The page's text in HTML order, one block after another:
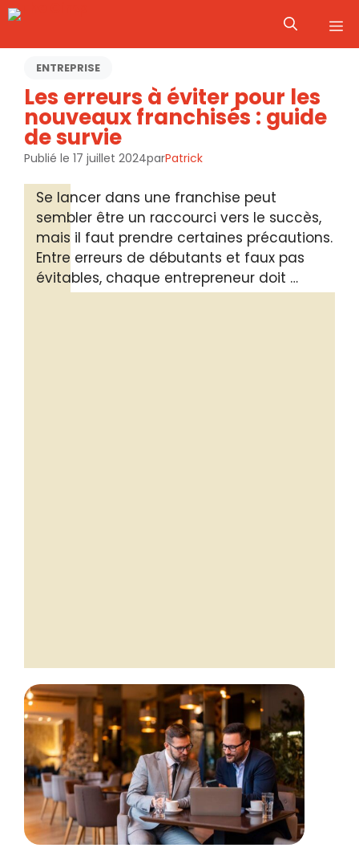
Aller
contenu
ENTREPRISE
Les erreurs à éviter pour les
nouveaux franchisés : guide
de survie
Publié le 17 juillet 2024parPatrick
Se lancer dans une franchise peut
sembler être un raccourci vers le succès,
mais il faut prendre certaines précautions.
Entre erreurs de débutants et faux pas
évitables, chaque entrepreneur doit …